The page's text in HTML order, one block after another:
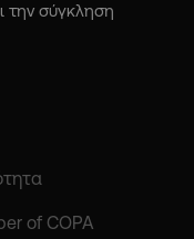
την σύγκληση
of COPA